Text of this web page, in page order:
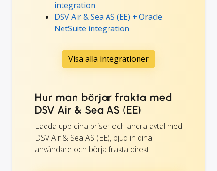
integration
DSV Air & Sea AS (EE) + Oracle
NetSuite integration
Visa alla integrationer
Hur man börjar frakta med
DSV Air & Sea AS (EE)
Ladda upp dina priser och andra avtal med
DSV Air & Sea AS (EE), bjud in dina
användare och börja frakta direkt.